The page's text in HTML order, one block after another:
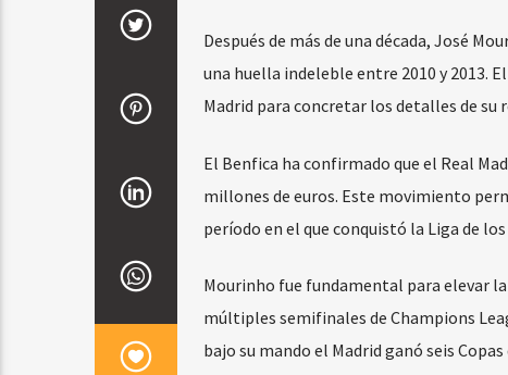
Después de más de una década, José
una huella indeleble entre 2010 y 2013.
Madrid para concretar los detalles de su
El Benfica ha confirmado que el Real
millones de euros. Este movimiento
período en el que conquistó la Liga de
Mourinho fue fundamental para elevar
múltiples semifinales de Champions
bajo su mando el Madrid ganó seis Copas